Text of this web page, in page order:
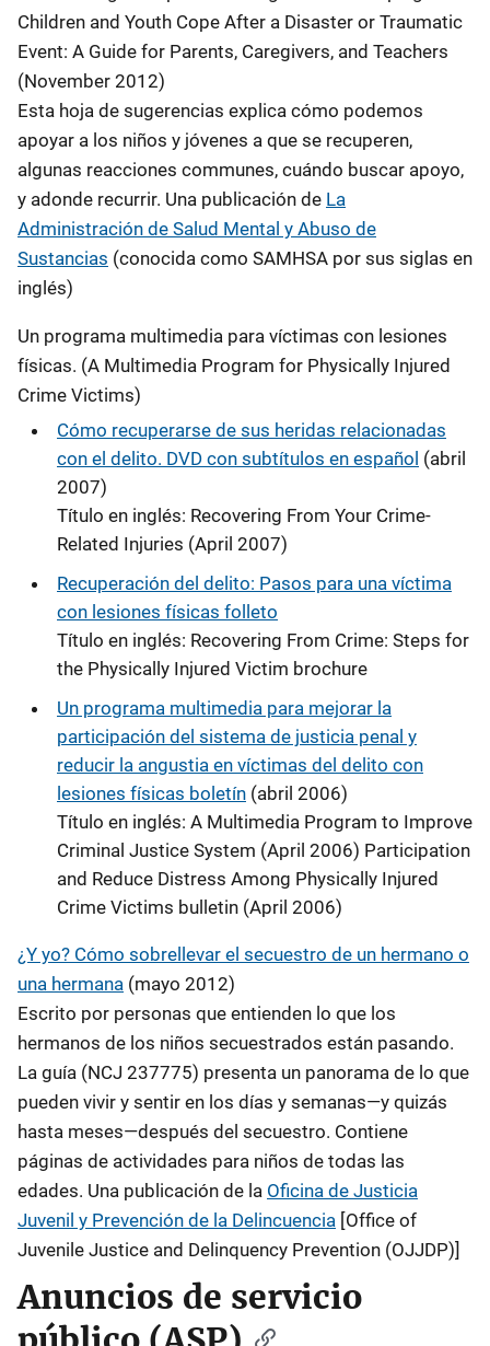
Children and Youth Cope After a Disaster or Traumatic
Event: A Guide for Parents, Caregivers, and Teachers
(November 2012)
Esta hoja de sugerencias explica cómo podemos
apoyar a los niños y jóvenes a que se recuperen,
algunas reacciones communes, cuándo buscar apoyo,
y adonde recurrir. Una publicación de La
Administración de Salud Mental y Abuso de
Sustancias (conocida como SAMHSA por sus siglas en
inglés)
Un programa multimedia para víctimas con lesiones
físicas. (A Multimedia Program for Physically Injured
Crime Victims)
Cómo recuperarse de sus heridas relacionadas
con el delito. DVD con subtítulos en español (abril
2007)
Título en inglés: Recovering From Your Crime-
Related Injuries (April 2007)
Recuperación del delito: Pasos para una víctima
con lesiones físicas folleto
Título en inglés: Recovering From Crime: Steps for
the Physically Injured Victim brochure
Un programa multimedia para mejorar la
participación del sistema de justicia penal y
reducir la angustia en víctimas del delito con
lesiones físicas boletín (abril 2006)
Título en inglés: A Multimedia Program to Improve
Criminal Justice System (April 2006) Participation
and Reduce Distress Among Physically Injured
Crime Victims bulletin (April 2006)
¿Y yo? Cómo sobrellevar el secuestro de un hermano o
una hermana (mayo 2012)
Escrito por personas que entienden lo que los
hermanos de los niños secuestrados están pasando.
La guía (NCJ 237775) presenta un panorama de lo que
pueden vivir y sentir en los días y semanas—y quizás
hasta meses—después del secuestro. Contiene
páginas de actividades para niños de todas las
edades. Una publicación de la Oficina de Justicia
Juvenil y Prevención de la Delincuencia [Office of
Juvenile Justice and Delinquency Prevention (OJJDP)]
Anuncios de servicio